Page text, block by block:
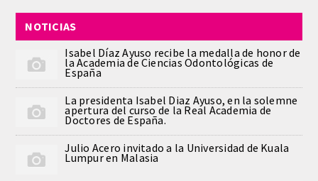
CIENCIAS BASICAS MEDICAS
AFINES A LA ODONTOLOGIA
HUMANIDADES Y CIENCIAS
MEDICO-JURIDICAS
PREVENCION,PROMOCION DE LA
SALUD Y GESTION NUEVAS
TECNOLOGIAS SANITARIAS
NOTICIAS
Isabel Díaz Ayuso recibe la medalla de honor de
la Academia de Ciencias Odontológicas de
España
La presidenta Isabel Diaz Ayuso, en la solemne
apertura del curso de la Real Academia de
Doctores de España.
Julio Acero invitado a la Universidad de Kuala
Lumpur en Malasia